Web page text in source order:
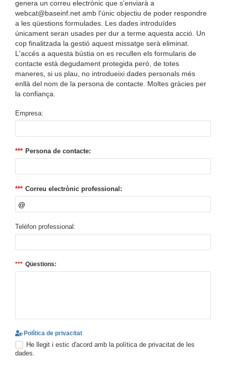
genera un correu electrònic que s'enviarà a
webcat@baseinf.net amb l'únic objectiu de poder respondre
a les qüestions formulades. Les dades introduïdes
únicament seran usades per dur a terme aquesta acció. Un
cop finalitzada la gestió aquest missatge serà eliminat.
L'accés a aquesta bústia on es recullen els formularis de
contacte està degudament protegida però, de totes
maneres, si us plau, no introdueixi dades personals més
enllà del nom de la persona de contacte. Moltes gràcies per
la confiança.
Empresa:
Persona de contacte:
Correu electrònic professional:
Telèfon professional:
Qüestions:
Política de privacitat
He llegit i estic d'acord amb la política de privacitat de les
dades.